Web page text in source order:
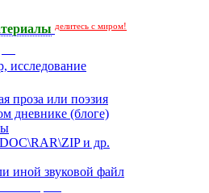
делитесь с миром!
исследование
проза или поэзия
дневнике (блоге)
и др.
иной звуковой файл